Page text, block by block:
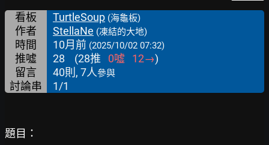
看板 TurtleSoup (海龜板)
作者 StellaNe (凍結的大地)
時間 10月前 (2025/10/02 07:32)
推噓 28 (28推 0噓 12→)
留言
40則, 7人參與
討論串 1/1
題目：